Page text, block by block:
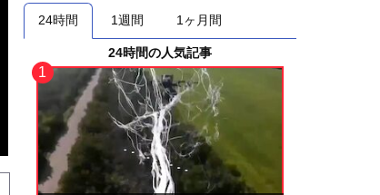
24時間 1週間 1ヶ月間
24時間の人気記事